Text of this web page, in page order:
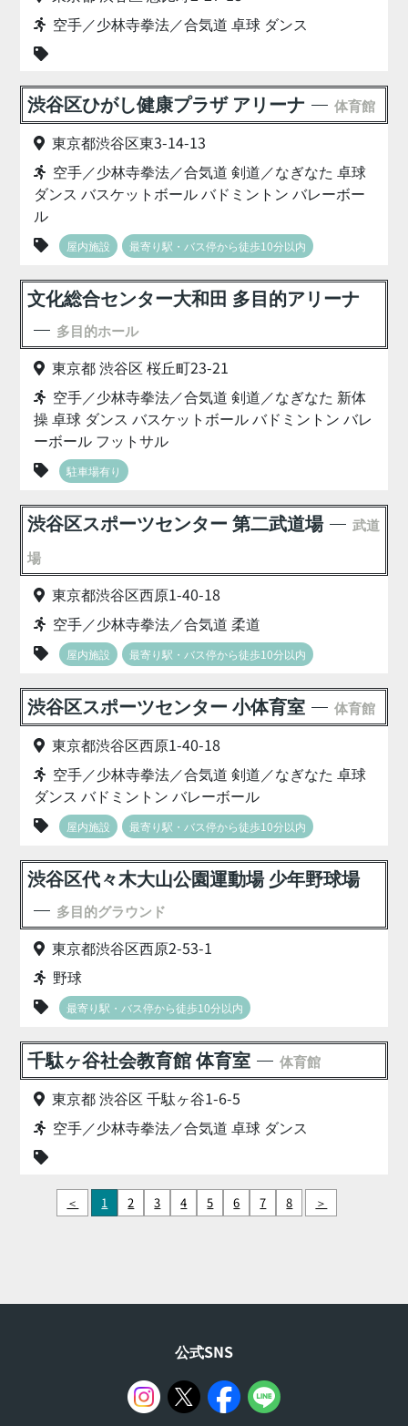
空手／少林寺拳法／合気道 卓球 ダンス
渋谷区ひがし健康プラザ アリーナ 体育館
東京都渋谷区東3-14-13
空手／少林寺拳法／合気道 剣道／なぎなた 卓球
ダンス バスケットボール バドミントン バレーボー
ル
屋内施設 最寄り駅・バス停から徒歩10分以内
文化総合センター大和田 多目的アリーナ
多目的ホール
東京都 渋谷区 桜丘町23-21
空手／少林寺拳法／合気道 剣道／なぎなた 新体
操 卓球 ダンス バスケットボール バドミントン バレ
ーボール フットサル
駐車場有り
渋谷区スポーツセンター 第二武道場
武道
場
東京都渋谷区西原1-40-18
空手／少林寺拳法／合気道 柔道
屋内施設 最寄り駅・バス停から徒歩10分以内
渋谷区スポーツセンター 小体育室 体育館
東京都渋谷区西原1-40-18
空手／少林寺拳法／合気道 剣道／なぎなた 卓球
ダンス バドミントン バレーボール
屋内施設 最寄り駅・バス停から徒歩10分以内
渋谷区代々木大山公園運動場 少年野球場
多目的グラウンド
東京都渋谷区西原2-53-1
野球
最寄り駅・バス停から徒歩10分以内
千駄ヶ谷社会教育館 体育室 体育館
東京都 渋谷区 千駄ヶ谷1-6-5
空手／少林寺拳法／合気道 卓球 ダンス
＜ 1 2 3 4 5 6 7 8 ＞
公式SNS